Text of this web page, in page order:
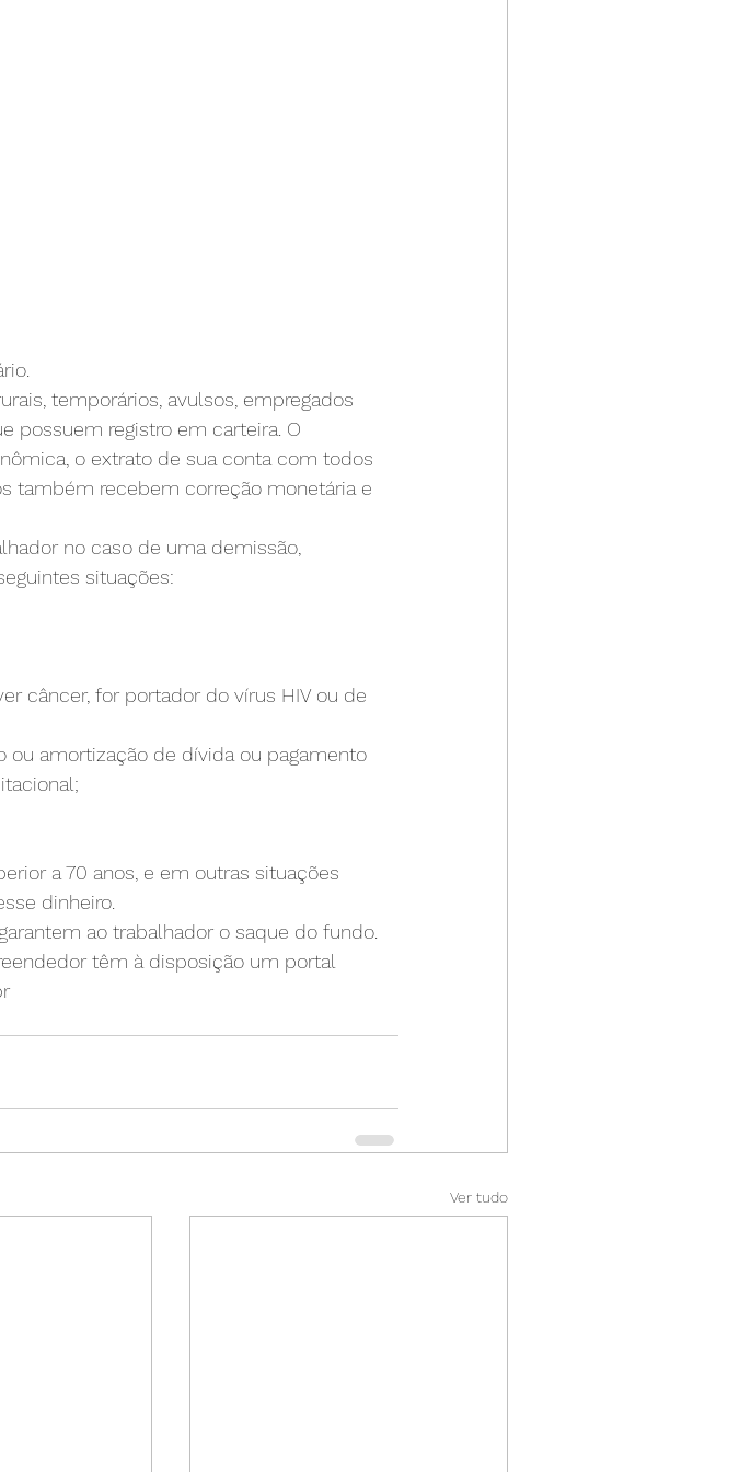
temporários, avulsos, empregados
possuem registro em carteira. O
o extrato de sua conta com todos
também recebem correção monetária e
no caso de uma demissão,
situações:
câncer, for portador do vírus HIV ou de
ou amortização de dívida ou pagamento
a 70 anos, e em outras situações
dinheiro.
ao trabalhador o saque do fundo.
têm à disposição um portal
Ver tudo